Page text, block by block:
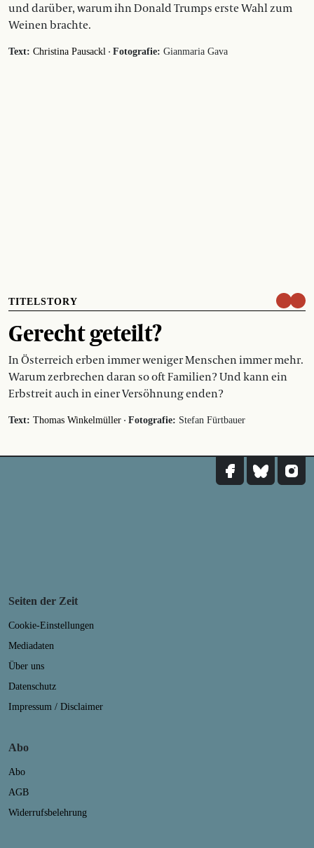
und darüber, warum ihn Donald Trumps erste Wahl zum
Weinen brachte.
Text: Christina Pausackl · Fotografie: Gianmaria Gava
TITELSTORY
Gerecht geteilt?
In Österreich erben immer weniger Menschen immer mehr.
Warum zerbrechen daran so oft Familien? Und kann ein
Erbstreit auch in einer Versöhnung enden?
Text: Thomas Winkelmüller · Fotografie: Stefan Fürtbauer
Seiten der Zeit
Cookie-Einstellungen
Mediadaten
Über uns
Datenschutz
Impressum / Disclaimer
Abo
Abo
AGB
Widerrufsbelehrung